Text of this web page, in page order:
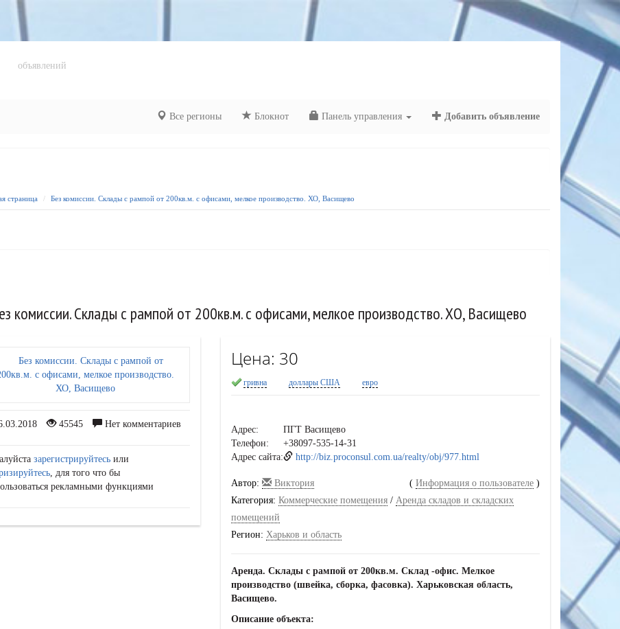
объявлений
Все регионы Блокнот Панель управления Добавить объявление
страница Без комиссии. Склады с рампой от 200кв.м. с офисами, мелкое производство. ХО, Васищево
комиссии. Склады с рампой от 200кв.м. с офисами, мелкое производство. ХО, Васищево
45545 Нет комментариев
зарегистрируйтесь или
, для того что бы
рекламными функциями
Цена: 30
гривна доллары США евро
Адрес:
ПГТ Васищево
Телефон:
+38097-535-14-31
Адрес сайта:
http://biz.proconsul.com.ua/realty/obj/977.html
Автор: Виктория ( Информация о пользователе)
Категория: Коммерческие помещения/ Аренда складов и складских
помещений
Регион: Харьков и область
Аренда. Склады с рампой от 200кв.м. Склад -офис. Мелкое
производство (швейка, сборка, фасовка). Харьковская область,
Васищево.
Описание объекта: